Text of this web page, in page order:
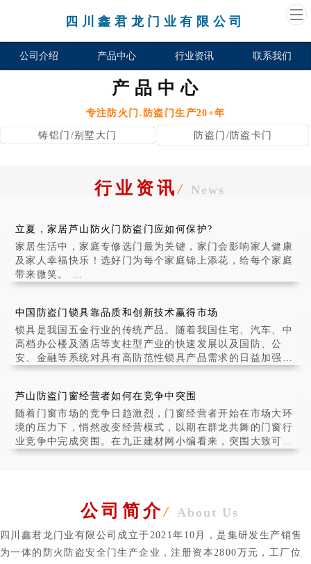
四川鑫君龙门业有限公司
公司介绍 产品中心 行业资讯 联系我们
产品中心
专注防火门.防盗门生产20+年
铸铝门/别墅大门 防盗门/防盗卡门
行业资讯/ News
立夏，家居芦山防火门防盗门应如何保护?
家居生活中，家庭专修选门最为关键，家门会影响家人健康
及家人幸福快乐！选好门为每个家庭锦上添花，给每个家庭
带来微笑。
通过了解防火门在建筑中
中国防盗门锁具靠品质和创新技术赢得市场
锁具是我国五金行业的传统产品。随着我国住宅、汽车、中
高档办公楼及酒店等支柱型产业的快速发展以及国防、公
安、金融等系统对具有高防范性锁具产品需求的日益加强，
锁具产业在我国呈现出快速发展之势。全行业产品质
芦山防盗门窗经营者如何在竞争中突围
随着门窗市场的竞争日趋激烈，门窗经营者开始在市场大环
境的压力下，悄然改变经营模式，以期在群龙共舞的门窗行
业竞争中完成突围。在九正建材网小编看来，突围大致可以
采取以下几种方式：
公司简介/ About Us
四川鑫君龙门业有限公司成立于2021年10月，是集研发生产销售
为一体的防火防盗安全门生产企业，注册资本2800万元，工厂位